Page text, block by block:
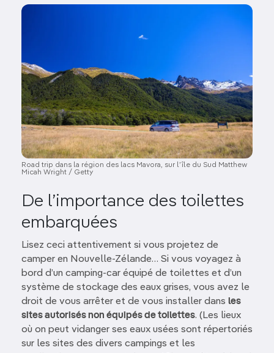
Image
Road trip dans la région des lacs Mavora, sur l’île du Sud Matthew
Micah Wright / Getty
De l’importance des toilettes
embarquées
Lisez ceci attentivement si vous projetez de
camper en Nouvelle-Zélande… Si vous voyagez à
bord d’un camping-car équipé de toilettes et d’un
système de stockage des eaux grises, vous avez le
droit de vous arrêter et de vous installer dans les
sites autorisés non équipés de toilettes. (Les lieux
où on peut vidanger ses eaux usées sont répertoriés
sur les sites des divers campings et les